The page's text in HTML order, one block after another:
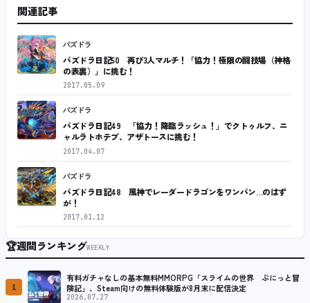
関連記事
パズドラ
パズドラ日記50 再び3人マルチ！「協力！極限の闘技場（神格
の表裏）」に挑む！
2017.05.09
パズドラ
パズドラ日記49 「協力！降臨ラッシュ！」でクトゥルフ、ニ
ャルラトホテプ、アザトースに挑む！
2017.04.07
パズドラ
パズドラ日記48 風神でレーダードラゴンをワンパン…のはず
が！
2017.01.12
🏆週間ランキングWEEKLY
1
有料ガチャなしの基本無料MMORPG「スライムの世界 ぷにっと冒
険記」、Steam向けの無料体験版が8月末に配信決定
2026.07.27